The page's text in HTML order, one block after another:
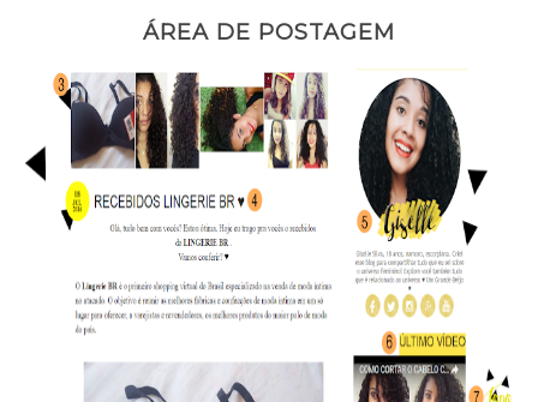
ÁREA DE POSTAGEM